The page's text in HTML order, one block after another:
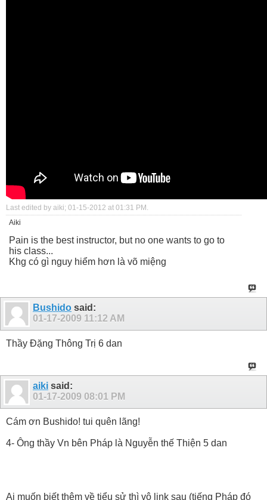
Last edited by aiki; 01-15-2012 at 01:31 PM .
Aiki
Pain is the best instructor, but no one wants to go to
his class...
Khg có gì nguy hiểm hơn là võ miệng
Bushido said:
01-17-2009 11:12 AM
Thầy Đặng Thông Trị 6 dan
aiki said:
01-17-2009 08:01 PM
Cám ơn Bushido! tui quên lãng!
4- Ông thầy Vn bên Pháp là Nguyễn thế Thiện 5 dan
Ai muốn biết thêm về tiểu sử thì vô link sau (tiếng Pháp đó